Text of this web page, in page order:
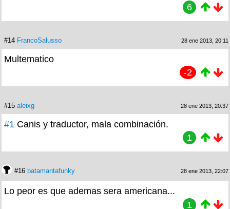
6
#14 FrancoSalusso 28 ene 2013, 20:11
Multematico
-2
#15 aleixg 28 ene 2013, 20:37
#1 Canis y traductor, mala combinación.
1
#16 batamantafunky 28 ene 2013, 22:07
Lo peor es que ademas sera americana...
1